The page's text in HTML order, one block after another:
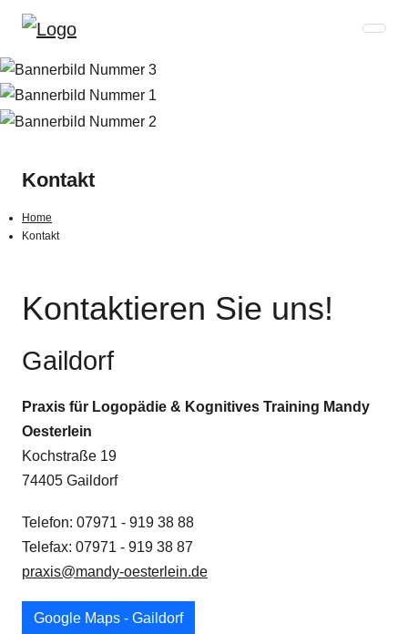
Kontakt
Home
Kontakt
Kontaktieren Sie uns!
Gaildorf
Praxis für Logopädie & Kognitives Training Mandy
Oesterlein
Kochstraße 19
74405 Gaildorf
Telefon: 07971 - 919 38 88
Telefax: 07971 - 919 38 87
praxis@mandy-oesterlein.de
Google Maps - Gaildorf